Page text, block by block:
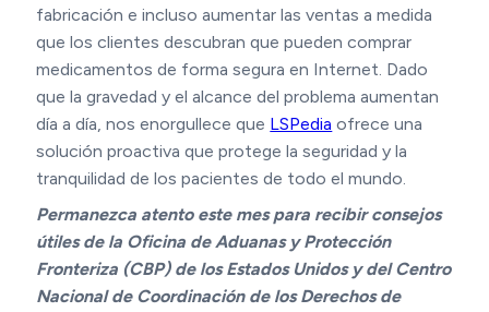
fabricación e incluso aumentar las ventas a medida
que los clientes descubran que pueden comprar
medicamentos de forma segura en Internet. Dado
que la gravedad y el alcance del problema aumentan
día a día, nos enorgullece que LSPedia ofrece una
solución proactiva que protege la seguridad y la
tranquilidad de los pacientes de todo el mundo.
Permanezca atento este mes para recibir consejos
útiles de la Oficina de Aduanas y Protección
Fronteriza (CBP) de los Estados Unidos y del Centro
Nacional de Coordinación de los Derechos de